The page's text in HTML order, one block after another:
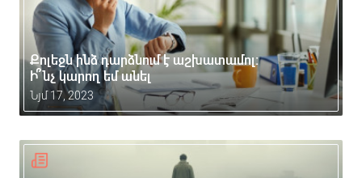
Քոլեջն ինձ դարձնում է աշխատամոլ:
Ի՞նչ կարող եմ անել
Նյմ 17, 2023